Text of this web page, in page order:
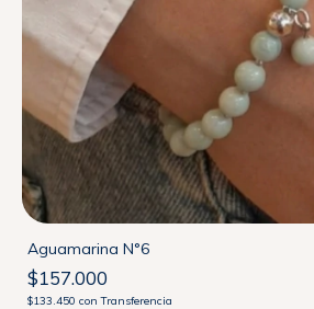
Aguamarina N°6
$157.000
$133.450 con Transferencia